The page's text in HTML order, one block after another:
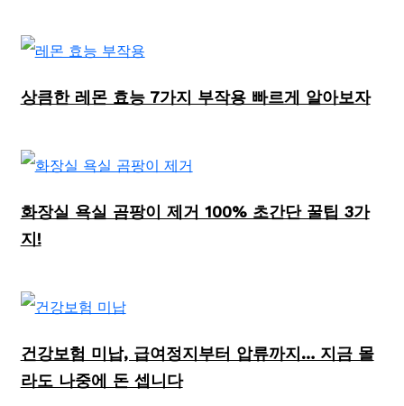
상큼한 레몬 효능 7가지 부작용 빠르게 알아보자
화장실 욕실 곰팡이 제거 100% 초간단 꿀팁 3가
지!
건강보험 미납, 급여정지부터 압류까지… 지금 몰
라도 나중에 돈 셉니다